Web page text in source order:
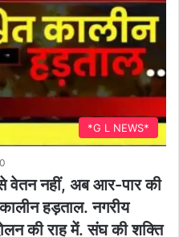
*G L NEWS*
0
वेतन नहीं, अब आर-पार की
हड़ताल. नगरीय
की राह में. संघ की शक्ति